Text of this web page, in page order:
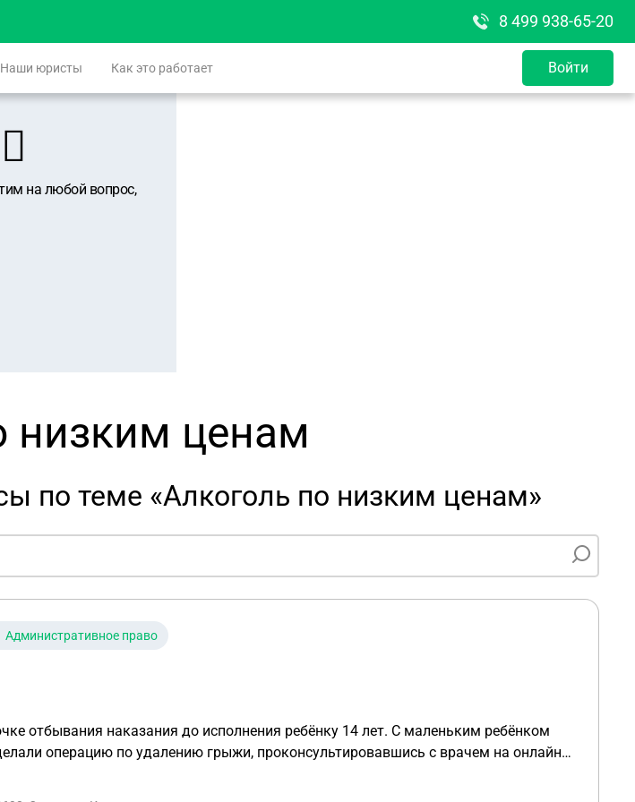
8 499 938-65-20
Наши юристы Как это работает Войти
на любой вопрос,
низким ценам
по теме «Алкоголь по низким ценам»
Административное право
отбывания наказания до исполнения ребёнку 14 лет. С маленьким ребёнком
операцию по удалению грыжи, проконсультировавшись с врачем на онлайн
выписаться на 3 день, анализы у ребёнка в норме, я написала отказ от